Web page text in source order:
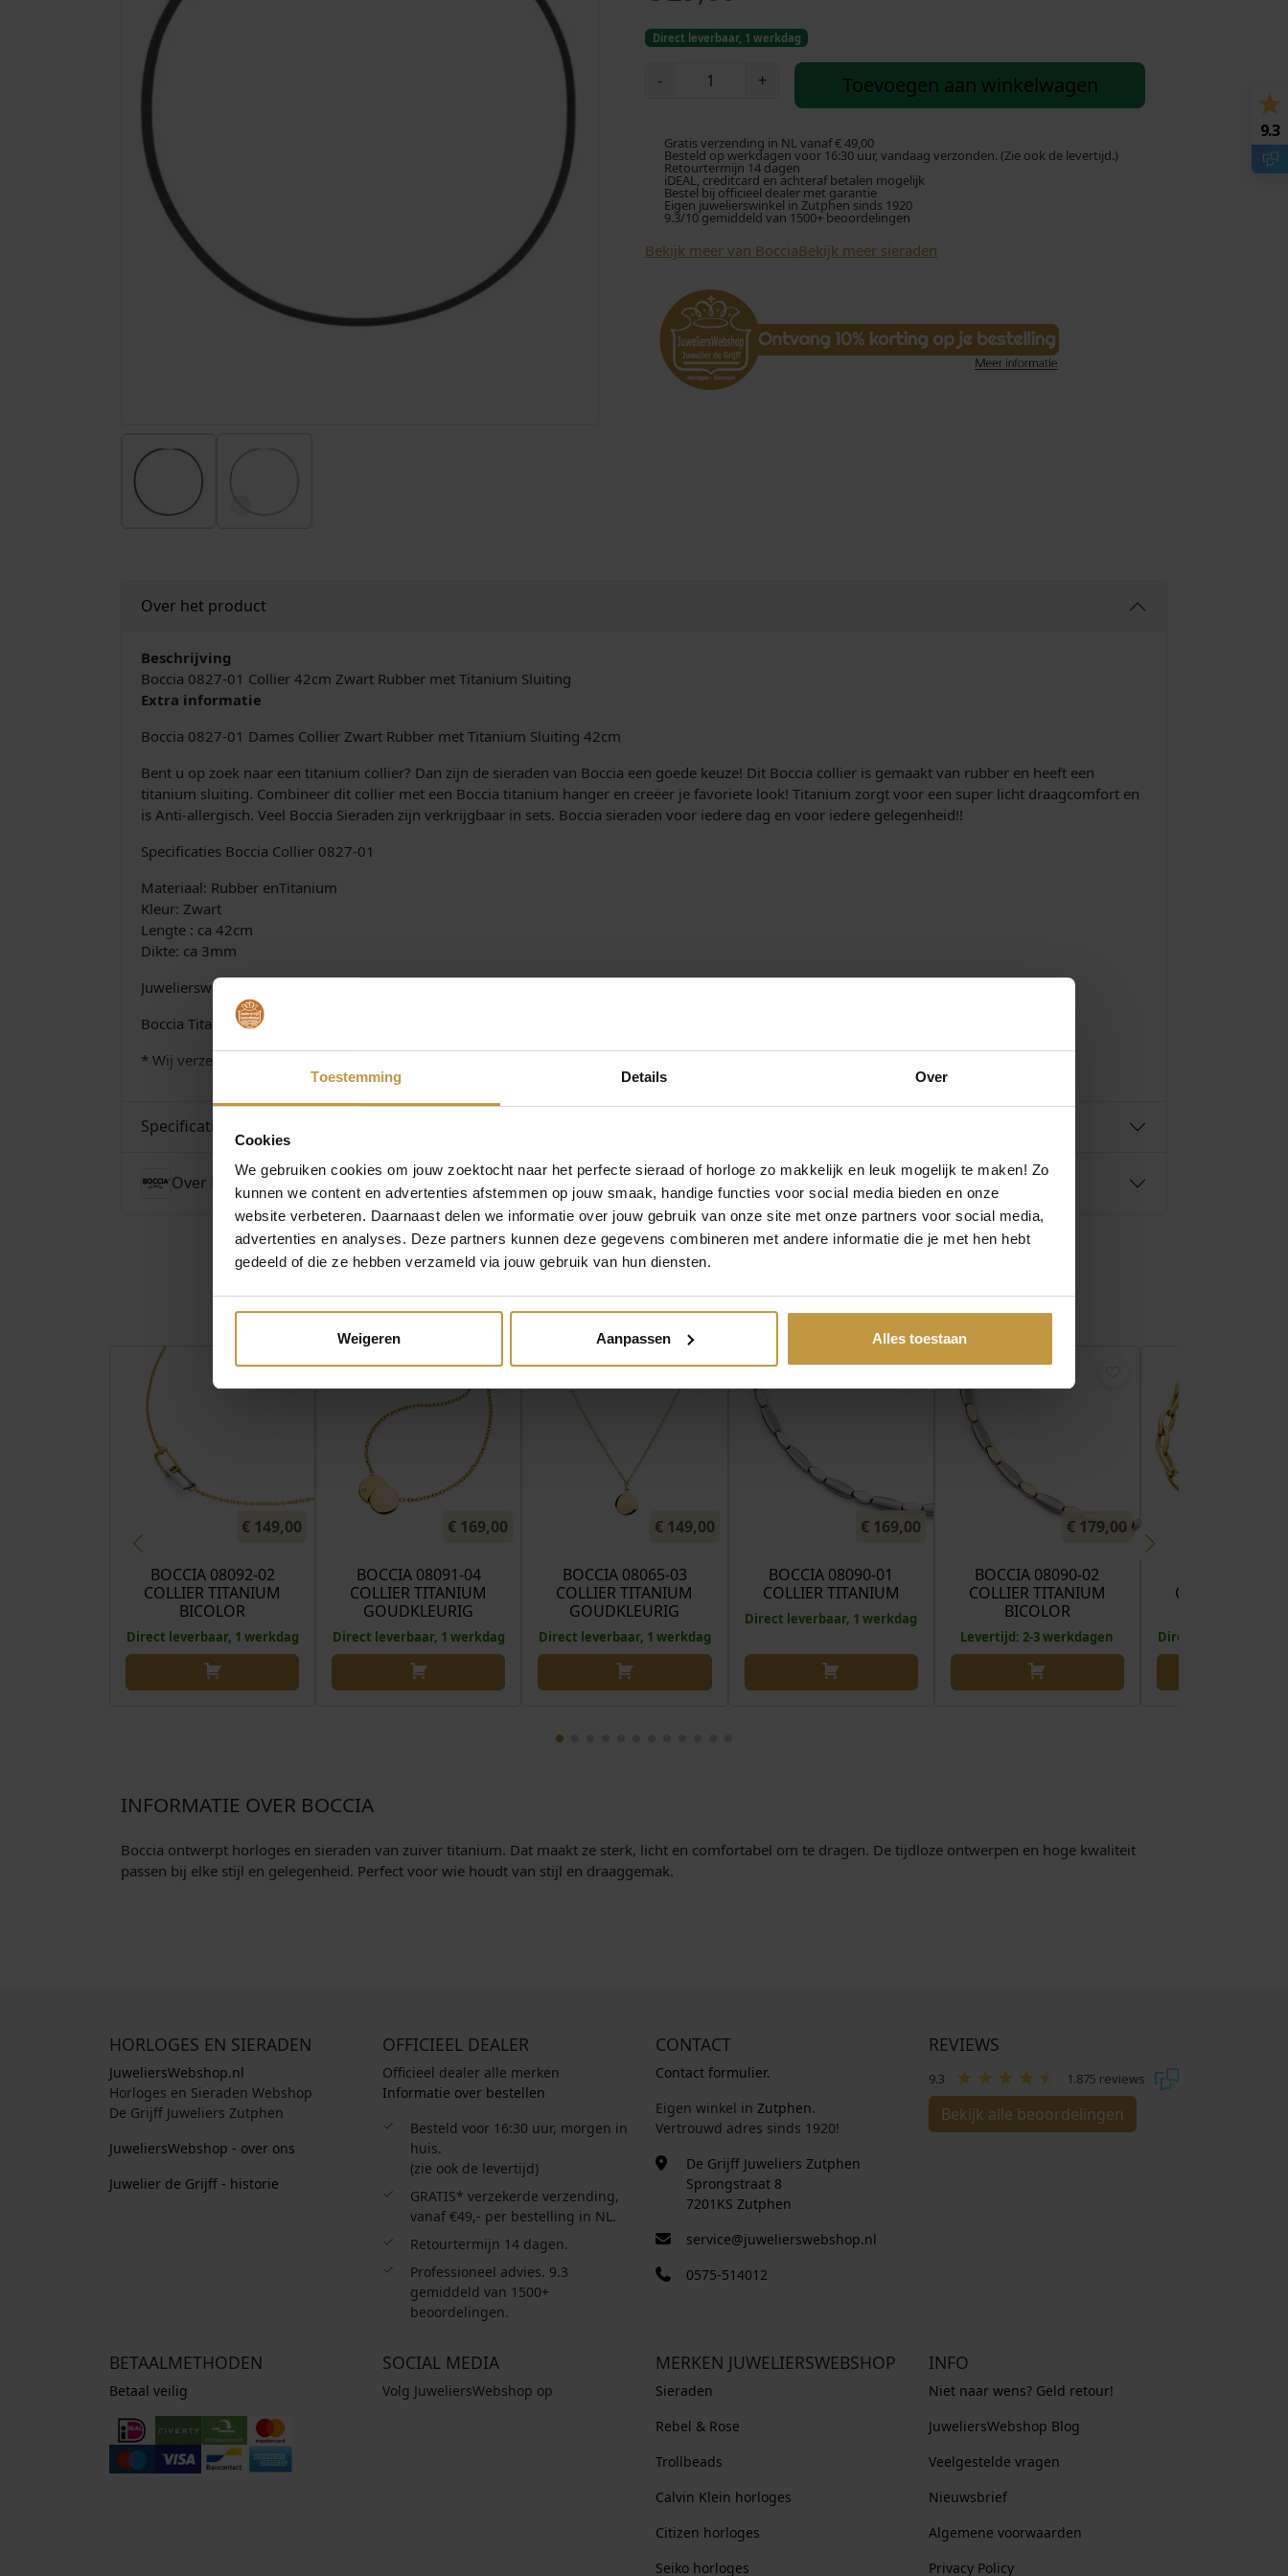
Toestemming Details Over
Cookies
We gebruiken cookies om jouw zoektocht naar het perfecte sieraad of horloge zo makkelijk en leuk mogelijk te maken! Zo
kunnen we content en advertenties afstemmen op jouw smaak, handige functies voor social media bieden en onze
website verbeteren. Daarnaast delen we informatie over jouw gebruik van onze site met onze partners voor social media,
advertenties en analyses. Deze partners kunnen deze gegevens combineren met andere informatie die je met hen hebt
gedeeld of die ze hebben verzameld via jouw gebruik van hun diensten.
Weigeren Aanpassen Alles toestaan
Direct leverbaar, 1 werkdag
-
7
a
n
i
k
a
l
+ Toevoegen aan winkelwagen
Gratis verzending in NL vanaf € 49,00
Besteld op werkdagen voor 16:30 uur, vandaag verzonden. (Zie ook de levertijd.)
Retourtermijn 14 dagen
iDEAL, creditcard en achteraf betalen mogelijk
Bestel bij officieel dealer met garantie
Eigen juwelierswinkel in Zutphen sinds 1920
9.3/10 gemiddeld van 1500+ beoordelingen
Bekijk meer van BocciaBekijk meer sieraden
Over het product
Beschrijving
Boccia 0827-01 Collier 42cm Zwart Rubber met Titanium Sluiting
Extra informatie
Boccia 0827-01 Dames Collier Zwart Rubber met Titanium Sluiting 42cm
Bent u op zoek naar een titanium collier? Dan zijn de sieraden van Boccia een goede keuze! Dit Boccia collier is gemaakt van rubber en heeft een
titanium sluiting. Combineer dit collier met een Boccia titanium hanger en creëer je favoriete look! Titanium zorgt voor een super licht draagcomfort en
is Anti-allergisch. Veel Boccia Sieraden zijn verkrijgbaar in sets. Boccia sieraden voor iedere dag en voor iedere gelegenheid!!
Specificaties Boccia Collier 0827-01
Materiaal: Rubber enTitanium
Kleur: Zwart
Lengte : ca 42cm
Dikte: ca 3mm
Juwelierswebshop.nl is officieel dealer van Boccia Sieraden.
Boccia Titanium sieraden met GRATIS* verzending in Nederland – Boccia Jewelry online.
* Wij verzenden gratis in Nederland vanaf € 49,- per bestelling.
Specificaties
Over Boccia
MEER VAN BOCCIA SIERADEN
€ 149,00
BOCCIA 08092-02
COLLIER TITANIUM
BICOLOR
Direct leverbaar, 1 werkdag
€ 169,00
BOCCIA 08091-04
COLLIER TITANIUM
GOUDKLEURIG
Direct leverbaar, 1 werkdag
€149,00
BOCCIA 08065-03
COLLIER TITANIUM
GOUDKLEURIG
Direct leverbaar, 1 werkdag
€169,00
BOCCIA 08090-01
COLLIER TITANIUM
Direct leverbaar, 1 werkdag
€179,00
BOCCIA 08090-02
COLLIER TITANIUM
BICOLOR
Levertijd: 2-3 werkdagen
COLLIER
Direct leverbaar, 1
INFORMATIE OVER BOCCIA
Boccia ontwerpt horloges en sieraden van zuiver titanium. Dat maakt ze sterk, licht en comfortabel om te dragen. De tijdloze ontwerpen en hoge kwaliteit
passen bij elke stijl en gelegenheid. Perfect voor wie houdt van stijl en draaggemak.
HORLOGES EN SIERADEN
JuweliersWebshop.nl
Horloges en Sieraden Webshop
De Grijff Juweliers Zutphen
JuweliersWebshop - over ons
Juwelier de Grijff - historie
OFFICIEEL DEALER
Officieel dealer alle merken
Informatie over bestellen
Besteld voor 16:30 uur, morgen in
huis.
(zie ook de levertijd)
GRATIS* verzekerde verzending,
vanaf €49,- per bestelling in NL.
Retourtermijn 14 dagen.
Professioneel advies. 9.3
gemiddeld van 1500+
beoordelingen.
CONTACT
Contact formulier.
Eigen winkel in Zutphen.
Vertrouwd adres sinds 1920!
De Grijff Juweliers Zutphen
Sprongstraat 8
7201KS Zutphen
service@juwelierswebshop.nl
0575-514012
REVIEWS
9.3 1.875 reviews
Bekijk alle beoordelingen
BETAALMETHODEN
Betaal veilig
SOCIAL MEDIA
Volg JuweliersWebshop op
MERKEN JUWELIERSWEBSHOP
Sieraden
Rebel & Rose
Trollbeads
Calvin Klein horloges
Citizen horloges
Seiko horloges
INFO
Niet naar wens? Geld retour!
JuweliersWebshop Blog
Veelgestelde vragen
Nieuwsbrief
Algemene voorwaarden
Privacy Policy
9.3